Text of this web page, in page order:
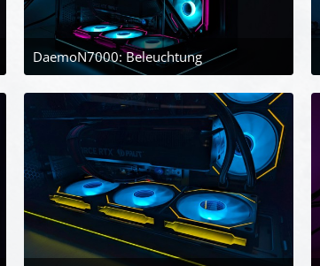
DaemoN7000: Beleuchtung
30. April 2024 um 21:45